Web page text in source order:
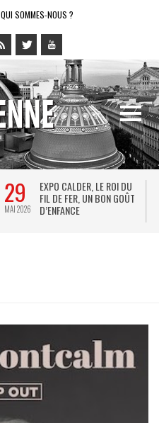
QUI SOMMES-NOUS ?
29
MAI 2026
EXPO CALDER, LE ROI DU
FIL DE FER, UN BON GOÛT
D’ENFANCE